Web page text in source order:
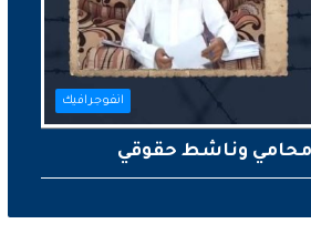
انفوجرافيك
وناشط حقوقي